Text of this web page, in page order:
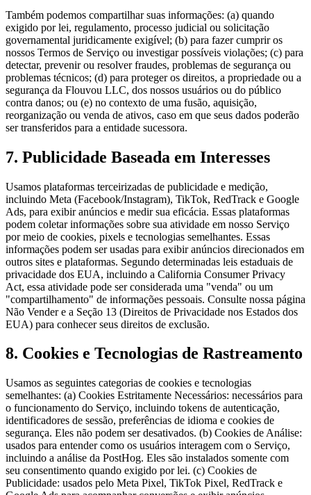
Também podemos compartilhar suas informações: (a) quando
exigido por lei, regulamento, processo judicial ou solicitação
governamental juridicamente exigível; (b) para fazer cumprir os
nossos Termos de Serviço ou investigar possíveis violações; (c) para
detectar, prevenir ou resolver fraudes, problemas de segurança ou
problemas técnicos; (d) para proteger os direitos, a propriedade ou a
segurança da Flouvou LLC, dos nossos usuários ou do público
contra danos; ou (e) no contexto de uma fusão, aquisição,
reorganização ou venda de ativos, caso em que seus dados poderão
ser transferidos para a entidade sucessora.
7. Publicidade Baseada em Interesses
Usamos plataformas terceirizadas de publicidade e medição,
incluindo Meta (Facebook/Instagram), TikTok, RedTrack e Google
Ads, para exibir anúncios e medir sua eficácia. Essas plataformas
podem coletar informações sobre sua atividade em nosso Serviço
por meio de cookies, pixels e tecnologias semelhantes. Essas
informações podem ser usadas para exibir anúncios direcionados em
outros sites e plataformas. Segundo determinadas leis estaduais de
privacidade dos EUA, incluindo a California Consumer Privacy
Act, essa atividade pode ser considerada uma "venda" ou um
"compartilhamento" de informações pessoais. Consulte nossa página
Não Vender e a Seção 13 (Direitos de Privacidade nos Estados dos
EUA) para conhecer seus direitos de exclusão.
8. Cookies e Tecnologias de Rastreamento
Usamos as seguintes categorias de cookies e tecnologias
semelhantes: (a) Cookies Estritamente Necessários: necessários para
o funcionamento do Serviço, incluindo tokens de autenticação,
identificadores de sessão, preferências de idioma e cookies de
segurança. Eles não podem ser desativados. (b) Cookies de Análise:
usados para entender como os usuários interagem com o Serviço,
incluindo a análise da PostHog. Eles são instalados somente com
seu consentimento quando exigido por lei. (c) Cookies de
Publicidade: usados pelo Meta Pixel, TikTok Pixel, RedTrack e